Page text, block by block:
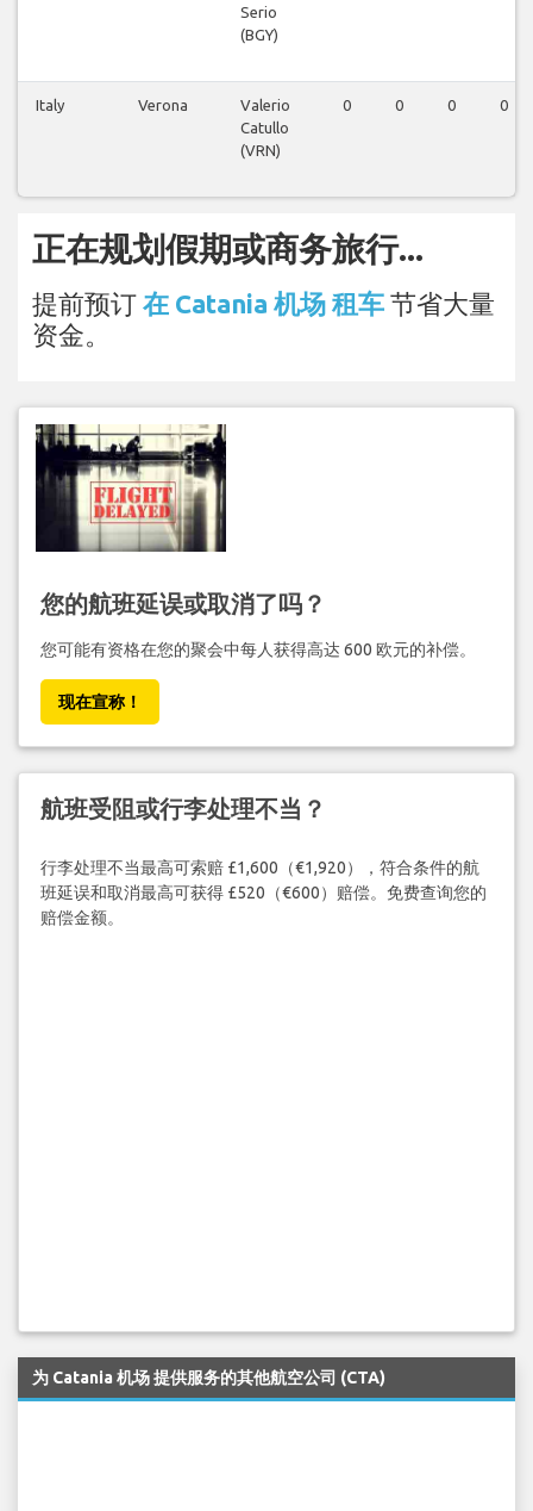
Serio
(BGY)
Italy Verona
Valerio
Catullo
(VRN)
0 0 0 0
正在规划假期或商务旅行...
提前预订 在 Catania 机场 租车 节省大量
资金。
您的航班延误或取消了吗？
您可能有资格在您的聚会中每人获得高达 600 欧元的补偿。
现在宣称！
航班受阻或行李处理不当？
行李处理不当最高可索赔 £1,600（€1,920），符合条件的航
班延误和取消最高可获得 £520（€600）赔偿。免费查询您的
赔偿金额。
为 Catania 机场 提供服务的其他航空公司 (CTA)